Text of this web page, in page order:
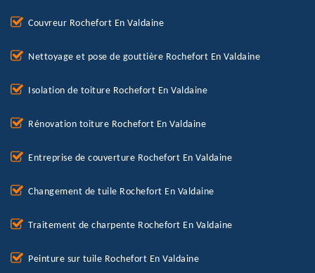
Couvreur Rochefort En Valdaine
Nettoyage et pose de gouttière Rochefort En Valdaine
Isolation de toiture Rochefort En Valdaine
Rénovation toiture Rochefort En Valdaine
Entreprise de couverture Rochefort En Valdaine
Changement de tuile Rochefort En Valdaine
Traitement de charpente Rochefort En Valdaine
Peinture sur tuile Rochefort En Valdaine